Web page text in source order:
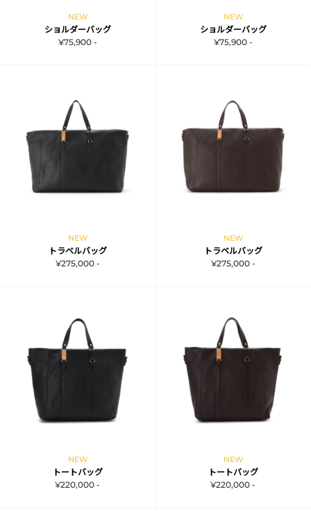
NEW
ショルダーバッグ
¥75,900 -
NEW
ショルダーバッグ
¥75,900 -
NEW
トラベルバッグ
¥275,000 -
NEW
トラベルバッグ
¥275,000 -
NEW
トートバッグ
¥220,000 -
NEW
トートバッグ
¥220,000 -